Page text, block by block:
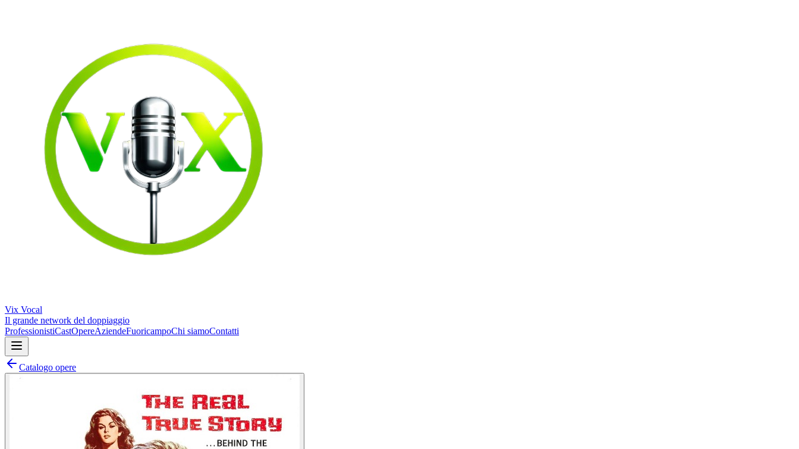
Vix Vocal
Il grande network del doppiaggio
ProfessionistiCastOpereAziendeFuoricampoChi siamoContatti
Catalogo opere